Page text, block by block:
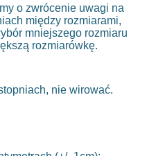
o zwrócenie uwagi na
między rozmiarami,
mniejszego rozmiaru
rozmiarówkę.
nie wirować.